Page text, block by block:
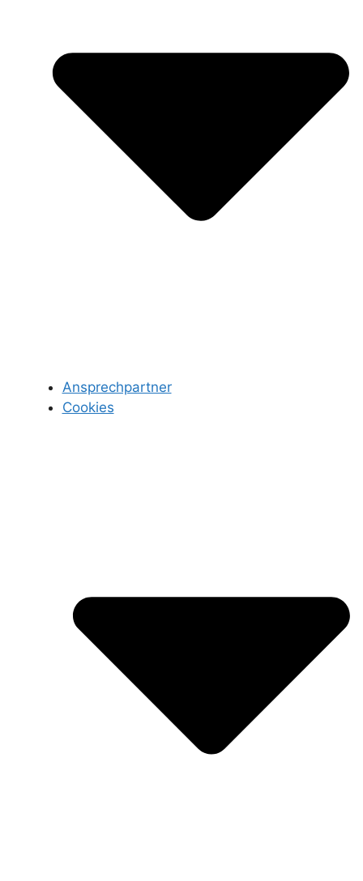
Ansprechpartner
Cookies